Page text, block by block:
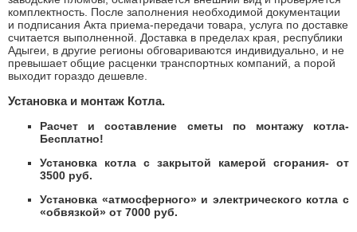
комплектность. После заполнения необходимой документации
и подписания Акта приема-передачи товара, услуга по доставке
считается выполненной. Доставка в пределах края, республики
Адыгеи, в другие регионы обговариваются индивидуально, и не
превышает общие расценки транспортных компаний, а порой
выходит гораздо дешевле.
Установка и монтаж Котла.
Расчет и составление сметы по монтажу котла-
Бесплатно!
Установка котла с закрытой камерой сгорания- от
3500 руб.
Установка «атмосферного» и электрического котла с
«обвязкой» от 7000 руб.